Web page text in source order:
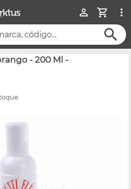
código...
- 200 Ml -